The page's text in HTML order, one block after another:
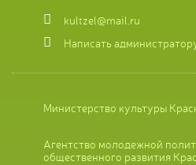
kultzel@mail.ru
Написать
Министерство культуры
Агентство молодежной
общественного развития